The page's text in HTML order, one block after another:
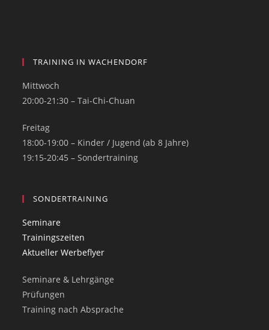
TRAINING IN WACHENDORF
Mittwoch
20:00-21:30 – Tai-Chi-Chuan
Freitag
18:00-19:00 – Kinder / Jugend (ab 8 Jahre)
19:15-20:45 – Sondertraining
SONDERTRAINING
Seminare
Trainingszeiten
Aktueller Werbeflyer
Seminare & Lehrgänge
Prüfungen
Training nach Absprache